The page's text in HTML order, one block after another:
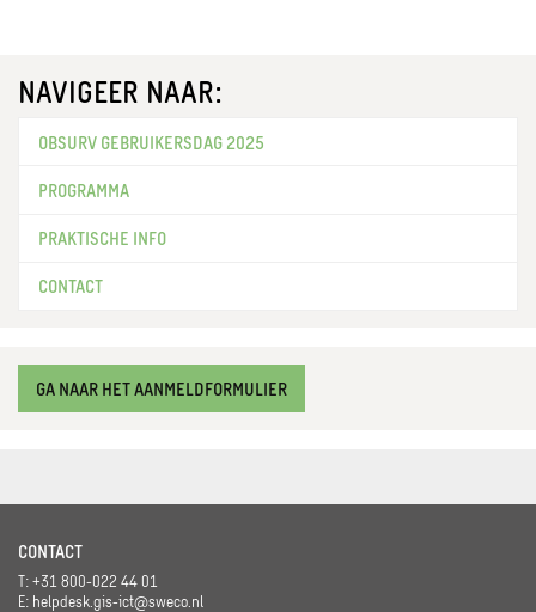
NAVIGEER NAAR:
OBSURV GEBRUIKERSDAG 2025
PROGRAMMA
PRAKTISCHE INFO
CONTACT
GA NAAR HET AANMELDFORMULIER
CONTACT
T: +31 800-022 44 01
E: helpdesk.gis-ict@sweco.nl